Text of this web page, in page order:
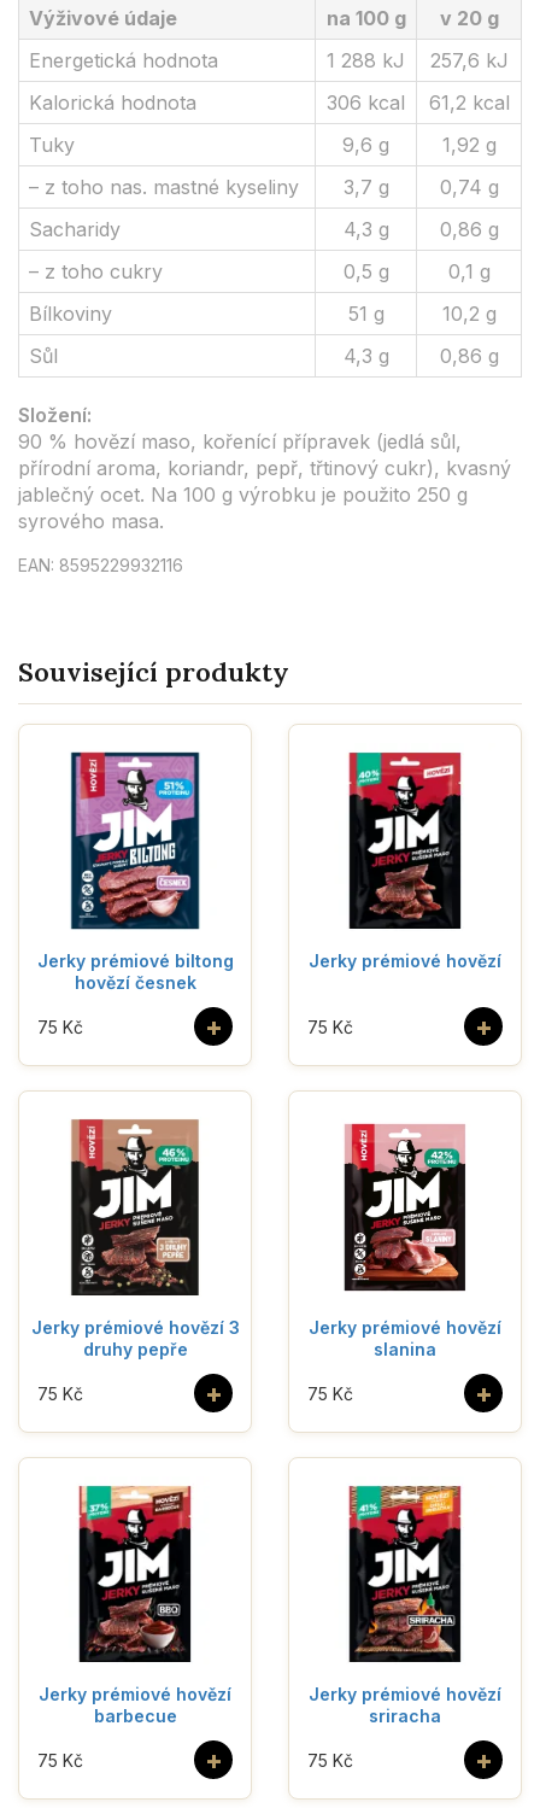
Výživové údaje na 100 g
v 20 g
Energetická hodnota
1 288 kJ
257,6 kJ
Kalorická hodnota
306 kcal
61,2 kcal
Tuky
9,6 g
1,92 g
– z toho nas. mastné kyseliny
3,7 g
0,74 g
Sacharidy
4,3 g
0,86 g
– z toho cukry
0,5 g
0,1 g
Bílkoviny
51 g
10,2 g
Sůl
4,3 g 0,86 g
Složení:
90 % hovězí maso, kořenící přípravek (jedlá sůl,
přírodní aroma, koriandr, pepř, třtinový cukr), kvasný
jablečný ocet. Na 100 g výrobku je použito 250 g
syrového masa.
EAN: 8595229932116
Související produkty
Jerky prémiové biltong
hovězí česnek
+
75 Kč
Jerky prémiové hovězí
+
75 Kč
Jerky prémiové hovězí 3
druhy pepře
+
75 Kč
Jerky prémiové hovězí
slanina
+
75 Kč
Jerky prémiové hovězí
barbecue
+
75 Kč
Jerky prémiové hovězí
sriracha
+
75 Kč